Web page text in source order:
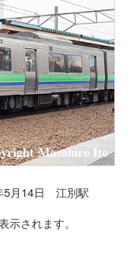
月14日 江別駅
示されます。